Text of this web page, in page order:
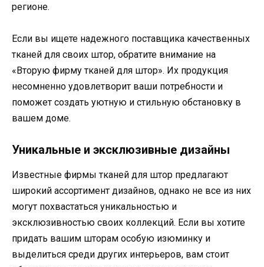
регионе.
Если вы ищете надежного поставщика качественных
тканей для своих штор, обратите внимание на
«Вторую фирму тканей для штор». Их продукция
несомненно удовлетворит ваши потребности и
поможет создать уютную и стильную обстановку в
вашем доме.
Уникальные и эксклюзивные дизайны
Известные фирмы тканей для штор предлагают
широкий ассортимент дизайнов, однако не все из них
могут похвастаться уникальностью и
эксклюзивностью своих коллекций. Если вы хотите
придать вашим шторам особую изюминку и
выделиться среди других интерьеров, вам стоит